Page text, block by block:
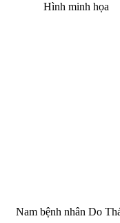
Hình minh họa
Nam bệnh nhân Do